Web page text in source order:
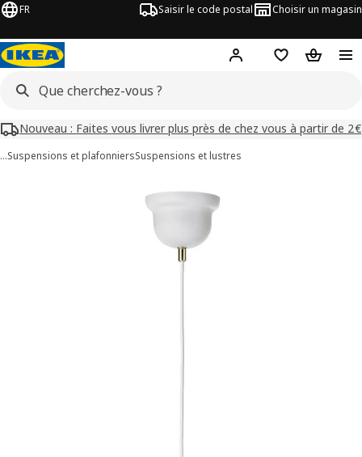
FR Saisir le code postal Choisir un magasin
Mon compteFavorisPanier
Nouveau : Faites vous livrer plus près de chez vous à partir de 2€
…Suspensions et plafonniersSuspensions et lustres